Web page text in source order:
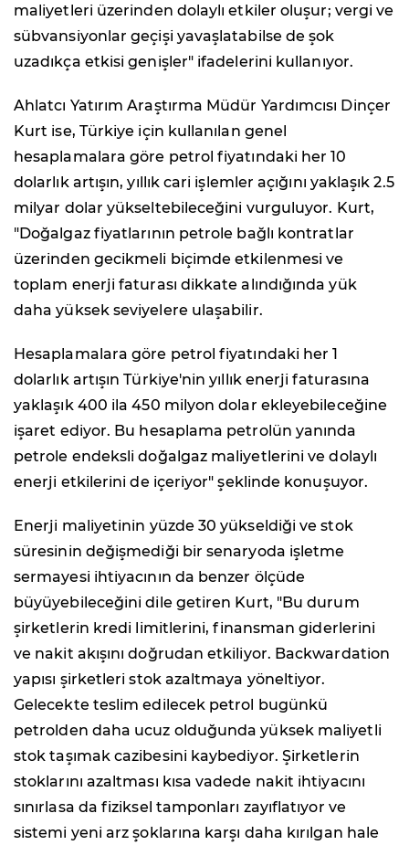
maliyetleri üzerinden dolaylı etkiler oluşur; vergi ve
sübvansiyonlar geçişi yavaşlatabilse de şok
uzadıkça etkisi genişler" ifadelerini kullanıyor.
Ahlatcı Yatırım Araştırma Müdür Yardımcısı Dinçer
Kurt ise, Türkiye için kullanılan genel
hesaplamalara göre petrol fiyatındaki her 10
dolarlık artışın, yıllık cari işlemler açığını yaklaşık 2.5
milyar dolar yükseltebileceğini vurguluyor. Kurt,
"Doğalgaz fiyatlarının petrole bağlı kontratlar
üzerinden gecikmeli biçimde etkilenmesi ve
toplam enerji faturası dikkate alındığında yük
daha yüksek seviyelere ulaşabilir.
Hesaplamalara göre petrol fiyatındaki her 1
dolarlık artışın Türkiye'nin yıllık enerji faturasına
yaklaşık 400 ila 450 milyon dolar ekleyebileceğine
işaret ediyor. Bu hesaplama petrolün yanında
petrole endeksli doğalgaz maliyetlerini ve dolaylı
enerji etkilerini de içeriyor" şeklinde konuşuyor.
Enerji maliyetinin yüzde 30 yükseldiği ve stok
süresinin değişmediği bir senaryoda işletme
sermayesi ihtiyacının da benzer ölçüde
büyüyebileceğini dile getiren Kurt, "Bu durum
şirketlerin kredi limitlerini, finansman giderlerini
ve nakit akışını doğrudan etkiliyor. Backwardation
yapısı şirketleri stok azaltmaya yöneltiyor.
Gelecekte teslim edilecek petrol bugünkü
petrolden daha ucuz olduğunda yüksek maliyetli
stok taşımak cazibesini kaybediyor. Şirketlerin
stoklarını azaltması kısa vadede nakit ihtiyacını
sınırlasa da fiziksel tamponları zayıflatıyor ve
sistemi yeni arz şoklarına karşı daha kırılgan hale